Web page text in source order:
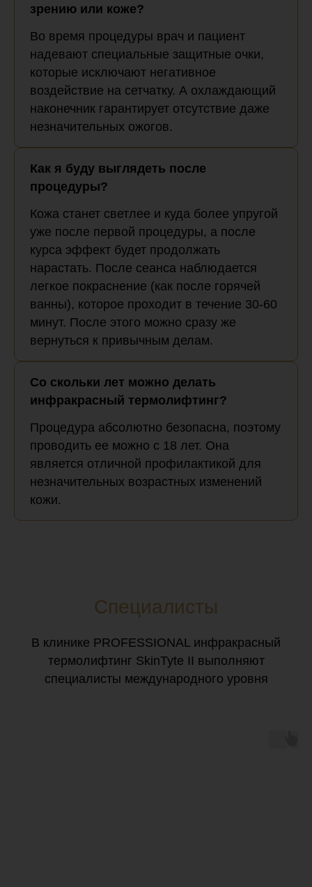
зрению или коже?
Во время процедуры врач и пациент
надевают специальные защитные очки,
которые исключают негативное
воздействие на сетчатку. А охлаждающий
наконечник гарантирует отсутствие даже
незначительных ожогов.
Как я буду выглядеть после
процедуры?
Кожа станет светлее и куда более упругой
уже после первой процедуры, а после
курса эффект будет продолжать
нарастать. После сеанса наблюдается
легкое покраснение (как после горячей
ванны), которое проходит в течение 30-60
минут. После этого можно сразу же
вернуться к привычным делам.
Со скольки лет можно делать
инфракрасный термолифтинг?
Процедура абсолютно безопасна, поэтому
проводить ее можно с 18 лет. Она
является отличной профилактикой для
незначительных возрастных изменений
кожи.
Специалисты
В клинике PROFESSIONAL инфракрасный
термолифтинг SkinTyte II выполняют
специалисты международного уровня